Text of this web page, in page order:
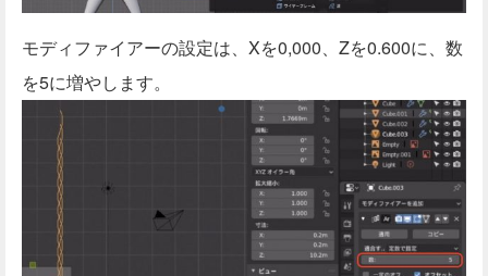
モディファイアーの設定は、Xを0,000、Zを0.600に、数
を5に増やします。